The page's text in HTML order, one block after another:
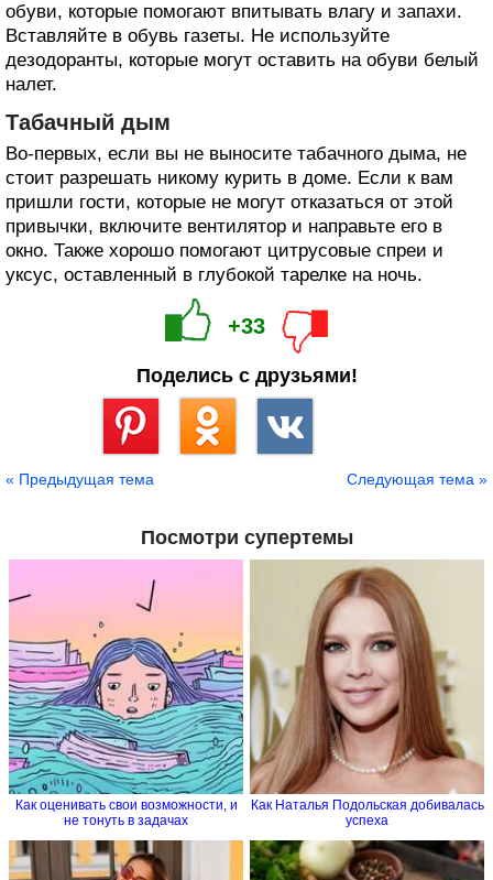
обуви, которые помогают впитывать влагу и запахи.
Вставляйте в обувь газеты. Не используйте
дезодоранты, которые могут оставить на обуви белый
налет.
Табачный дым
Во-первых, если вы не выносите табачного дыма, не
стоит разрешать никому курить в доме. Если к вам
пришли гости, которые не могут отказаться от этой
привычки, включите вентилятор и направьте его в
окно. Также хорошо помогают цитрусовые спреи и
уксус, оставленный в глубокой тарелке на ночь.
+33
Поделись с друзьями!
« Предыдущая тема Следующая тема »
Посмотри супертемы
Как оценивать свои возможности, и
не тонуть в задачах
Как Наталья Подольская добивалась
успеха